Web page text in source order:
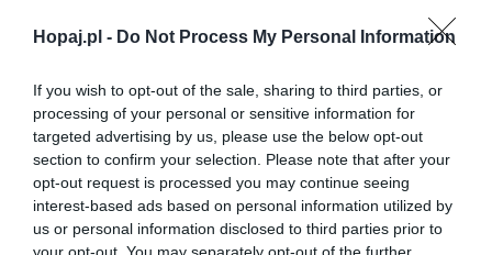
Hopaj.pl - Do Not Process My Personal Information
If you wish to opt-out of the sale, sharing to third parties, or
processing of your personal or sensitive information for
targeted advertising by us, please use the below opt-out
section to confirm your selection. Please note that after your
opt-out request is processed you may continue seeing
interest-based ads based on personal information utilized by
us or personal information disclosed to third parties prior to
0
Kopiuj link
Komentuj Dodaj do ulubionych Dodaj do przyjaciół
Zapraszam do oglądania!